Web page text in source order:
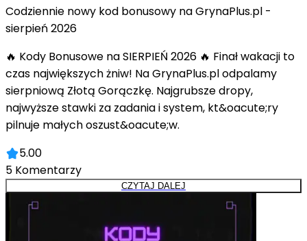
Codziennie nowy kod bonusowy na GrynaPlus.pl -
sierpień 2026
🔥 Kody Bonusowe na SIERPIEŃ 2026 🔥 Finał wakacji to
czas największych żniw! Na GrynaPlus.pl odpalamy
sierpniową Złotą Gorączkę. Najgrubsze dropy,
najwyższe stawki za zadania i system, kt&oacute;ry
pilnuje małych oszust&oacute;w.
5.00
5 Komentarzy
CZYTAJ DALEJ